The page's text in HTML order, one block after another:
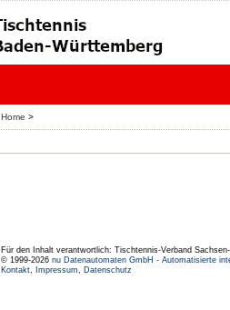
Home >
Für den Inhalt verantwortlich: Tischtennis-Verband
© 1999-2026 nu Datenautomaten GmbH - Automatisierte
Kontakt, Impressum, Datenschutz